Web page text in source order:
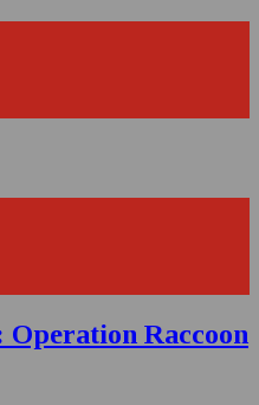
Operation Raccoon